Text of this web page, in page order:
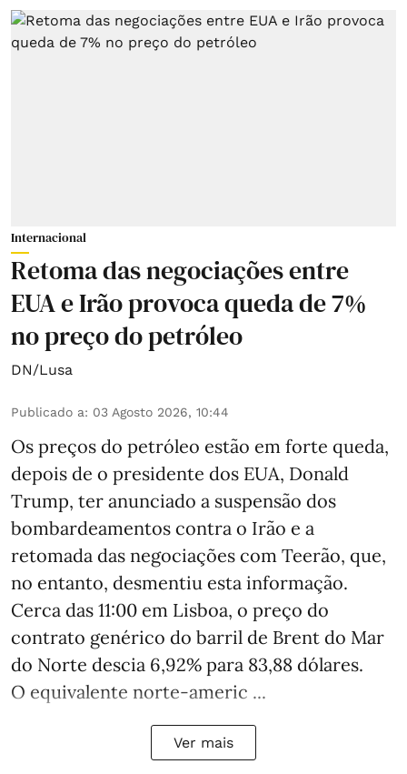
Internacional
Retoma das negociações entre
EUA e Irão provoca queda de 7%
no preço do petróleo
DN/Lusa
Publicado a: 03 Agosto 2026, 10:44
Os preços do petróleo estão em forte queda,
depois de o presidente dos EUA, Donald
Trump, ter anunciado a suspensão dos
bombardeamentos contra o Irão e a
retomada das negociações com Teerão, que,
no entanto, desmentiu esta informação.
Cerca das 11:00 em Lisboa, o preço do
contrato genérico do barril de Brent do Mar
do Norte descia 6,92% para 83,88 dólares.
O equivalente norte-americ ...
Ver mais